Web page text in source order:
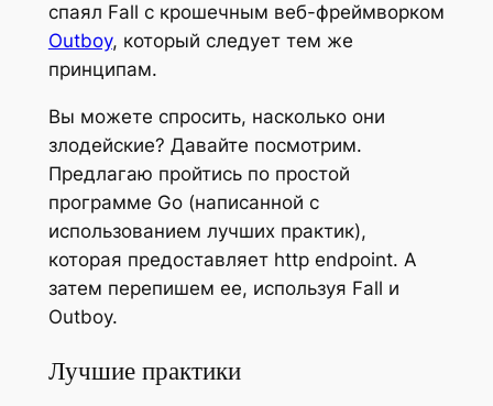
спаял Fall с крошечным веб-фреймворком
Outboy, который следует тем же
принципам.
Вы можете спросить, насколько они
злодейские? Давайте посмотрим.
Предлагаю пройтись по простой
программе Go (написанной с
использованием лучших практик),
которая предоставляет http endpoint. А
затем перепишем ее, используя Fall и
Outboy.
Лучшие практики